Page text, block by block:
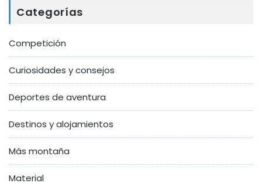
Categorías
Competición
Curiosidades y consejos
Deportes de aventura
Destinos y alojamientos
Más montaña
Material